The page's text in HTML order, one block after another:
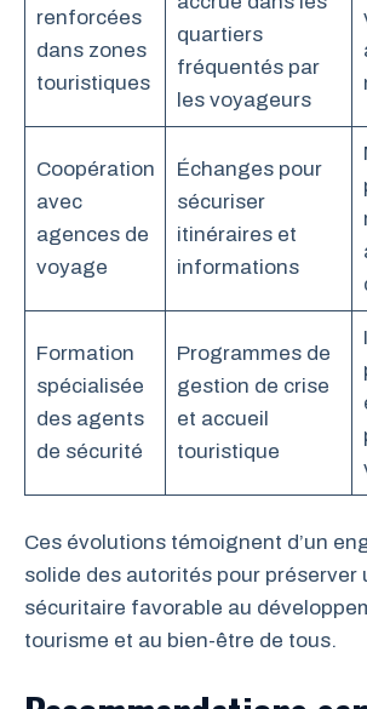
renforcées
dans zones
touristiques
quartiers
fréquentés par
les voyageurs
Coopération
avec
agences de
voyage
Échanges pour
sécuriser
itinéraires et
informations
Formation
spécialisée
des agents
de sécurité
Programmes de
gestion de crise
et accueil
touristique
Ces évolutions témoignent d’un
solide des autorités pour préserver
sécuritaire favorable au
tourisme et au bien-être de tous.